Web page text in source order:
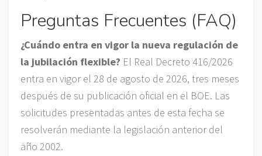
Preguntas Frecuentes (FAQ)
¿Cuándo entra en vigor la nueva regulación de
la jubilación flexible? El Real Decreto 416/2026
entra en vigor el 28 de agosto de 2026, tres meses
después de su publicación oficial en el BOE. Las
solicitudes presentadas antes de esta fecha se
resolverán mediante la legislación anterior del
año 2002.